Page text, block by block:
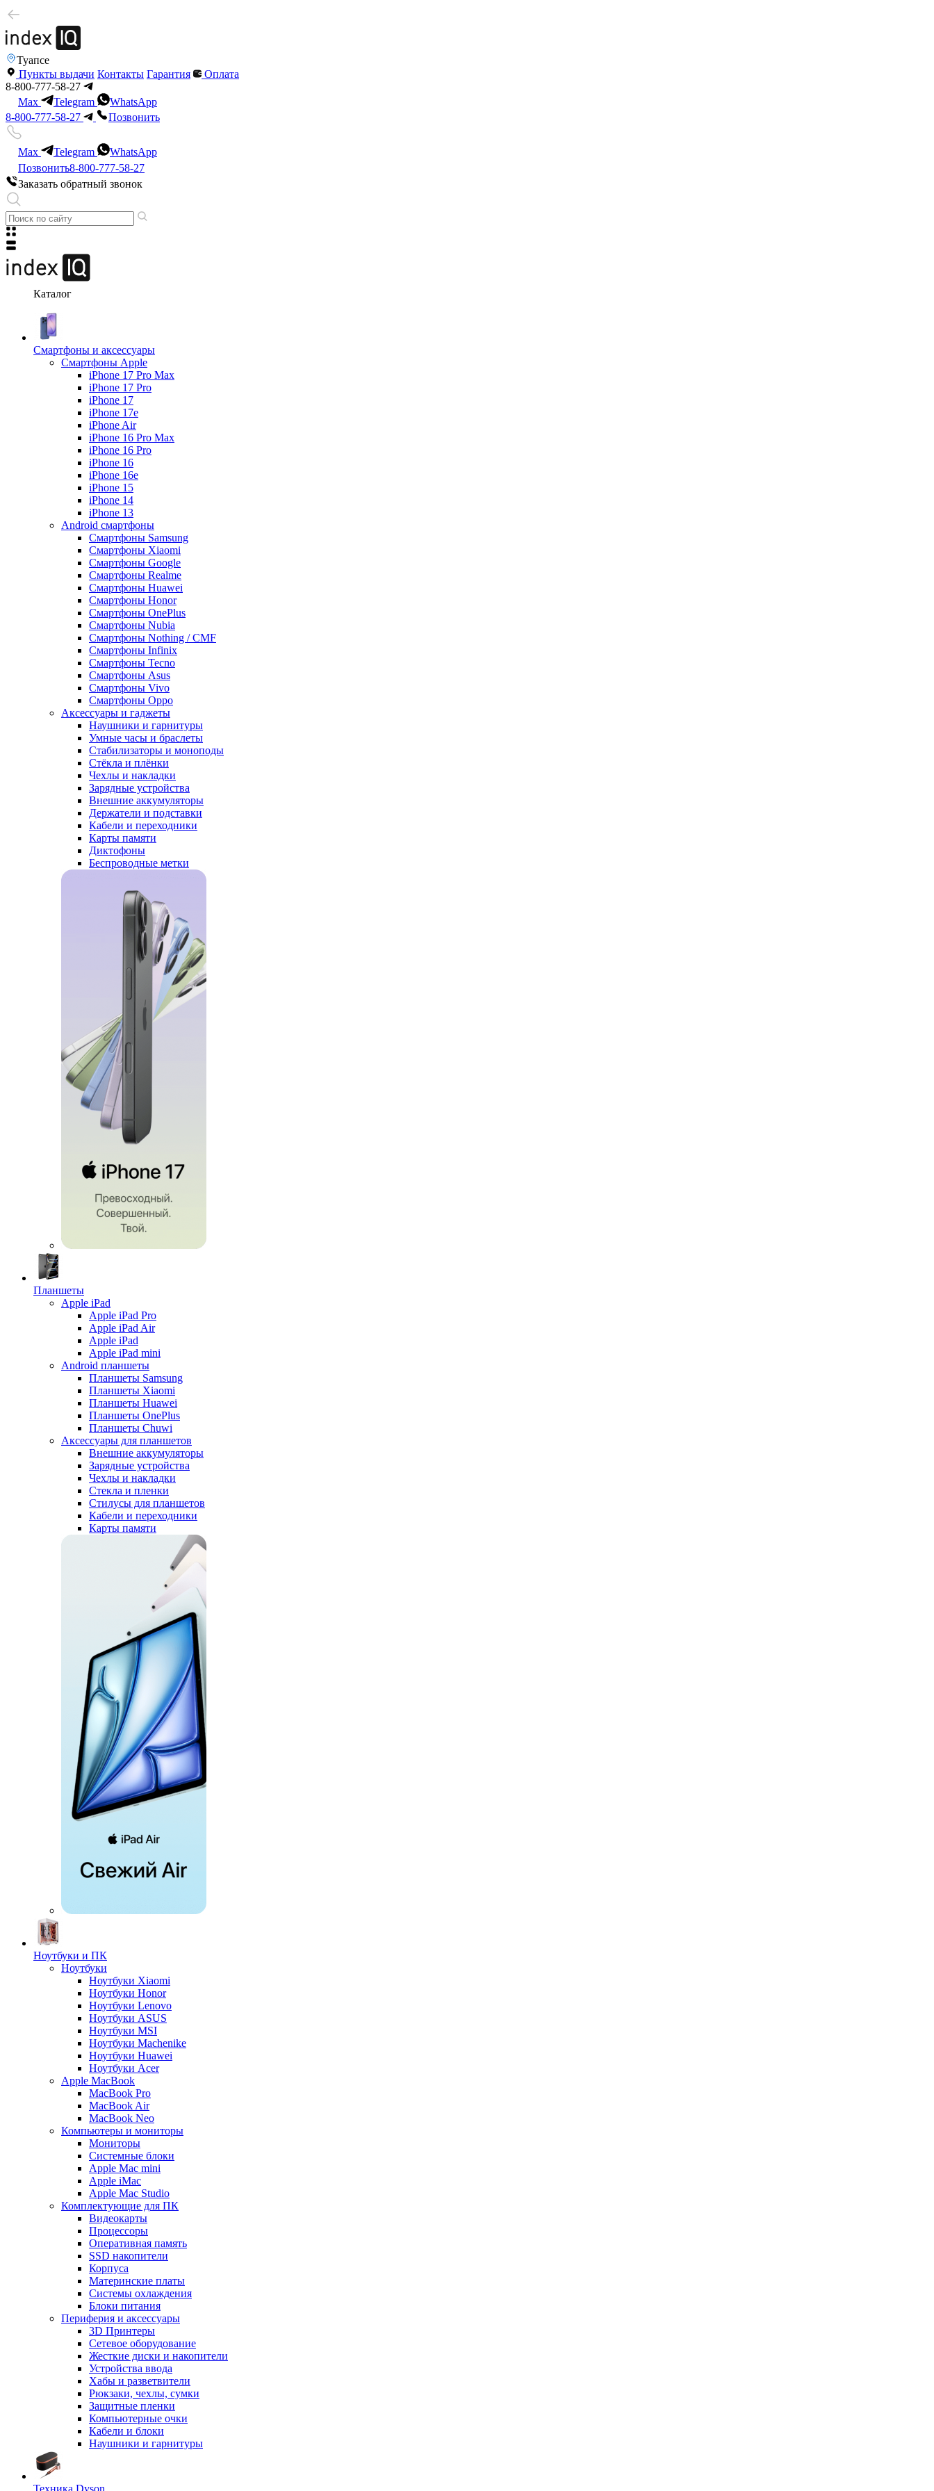
Туапсе
Пункты выдачи Контакты Гарантия
Оплата
8-800-777-58-27
Max
Telegram
WhatsApp
8-800-777-58-27
Позвонить
Max Telegram
WhatsApp
Позвонить8-800-777-58-27
Заказать обратный звонок
Каталог
Смартфоны и аксессуары
Смартфоны Apple
iPhone 17 Pro Max
iPhone 17 Pro
iPhone 17
iPhone 17e
iPhone Air
iPhone 16 Pro Max
iPhone 16 Pro
iPhone 16
iPhone 16e
iPhone 15
iPhone 14
iPhone 13
Android cмартфоны
Смартфоны Samsung
Смартфоны Xiaomi
Смартфоны Google
Смартфоны Realme
Смартфоны Huawei
Смартфоны Honor
Смартфоны OnePlus
Смартфоны Nubia
Смартфоны Nothing / CMF
Смартфоны Infinix
Смартфоны Tecno
Смартфоны Asus
Смартфоны Vivo
Смартфоны Oppo
Аксессуары и гаджеты
Наушники и гарнитуры
Умные часы и браслеты
Стабилизаторы и моноподы
Стёкла и плёнки
Чехлы и накладки
Зарядные устройства
Внешние аккумуляторы
Держатели и подставки
Кабели и переходники
Карты памяти
Диктофоны
Беспроводные метки
Планшеты
Apple iPad
Apple iPad Pro
Apple iPad Air
Apple iPad
Apple iPad mini
Android планшеты
Планшеты Samsung
Планшеты Xiaomi
Планшеты Huawei
Планшеты OnePlus
Планшеты Chuwi
Аксессуары для планшетов
Внешние аккумуляторы
Зарядные устройства
Чехлы и накладки
Стекла и пленки
Стилусы для планшетов
Кабели и переходники
Карты памяти
Ноутбуки и ПК
Ноутбуки
Ноутбуки Xiaomi
Ноутбуки Honor
Ноутбуки Lenovo
Ноутбуки ASUS
Ноутбуки MSI
Ноутбуки Machenike
Ноутбуки Huawei
Ноутбуки Acer
Apple MacBook
MacBook Pro
MacBook Air
MacBook Neo
Компьютеры и мониторы
Мониторы
Системные блоки
Apple Mac mini
Apple iMac
Apple Mac Studio
Комплектующие для ПК
Видеокарты
Процессоры
Оперативная память
SSD накопители
Корпуса
Материнские платы
Системы охлаждения
Блоки питания
Периферия и аксессуары
3D Принтеры
Сетевое оборудование
Жесткие диски и накопители
Устройства ввода
Хабы и разветвители
Рюкзаки, чехлы, сумки
Защитные пленки
Компьютерные очки
Кабели и блоки
Наушники и гарнитуры
Техника Dyson